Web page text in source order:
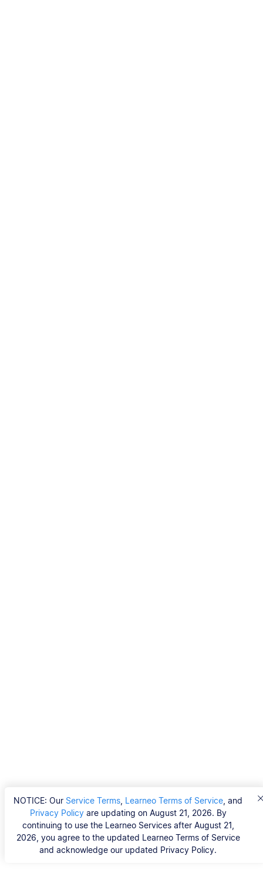
NOTICE: Our Service Terms Learneo Terms of Service , and
Privacy Policyare updating on August 21, 2026. By
continuing to use the Learneo Services after August 21,
2026, you agree to the updated Learneo Terms of Service
and acknowledge our updated Privacy Policy.